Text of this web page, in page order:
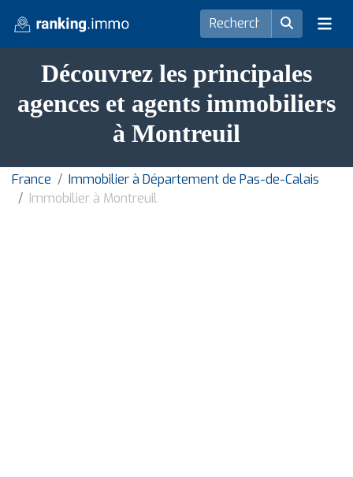
Découvrez les principales
agences et agents immobiliers
à Montreuil
France
Immobilier à Département de Pas-de-Calais
Immobilier à Montreuil